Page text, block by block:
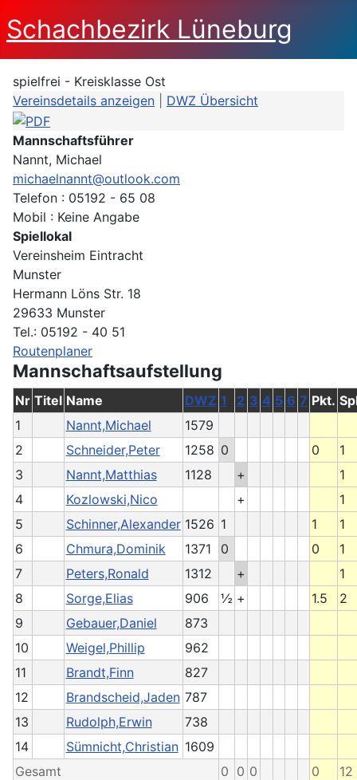
Schachbezirk Lüneburg
spielfrei - Kreisklasse Ost
Vereinsdetails anzeigen
DWZ Übersicht
Mannschaftsführer
Nannt, Michael
michaelnannt@outlook.com
Telefon : 05192 - 65 08
Mobil : Keine Angabe
Spiellokal
Vereinsheim Eintracht
Munster
Hermann Löns Str. 18
29633 Munster
Tel.: 05192 - 40 51
Routenplaner
Mannschaftsaufstellung
Nr Titel Name DWZ 1 2 3 4 5 6 7 Pkt.
1
Nannt,Michael
1579
2
Schneider,Peter 1258 0 0
1
3
Nannt,Matthias 1128 +
1
4
Kozlowski,Nico +
1
5
Schinner,Alexander 1526 1 1
1
6
Chmura,Dominik 1371 0 0
1
7
Peters,Ronald 1312 +
1
8
Sorge,Elias 906 ½ + 1.5
2
9
Gebauer,Daniel
873
10
Weigel,Phillip
962
11
Brandt,Finn
827
12
Brandscheid,Jaden 787
13
Rudolph,Erwin
738
14
Sümnicht,Christian 1609
Gesamt
0 0 0 0 12